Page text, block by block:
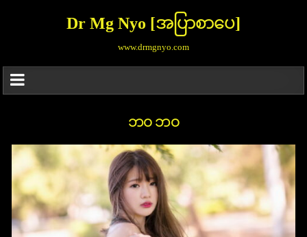
Dr Mg Nyo [အပြာစာပေ]
www.drmgnyo.com
ဘဝ ဘဝ